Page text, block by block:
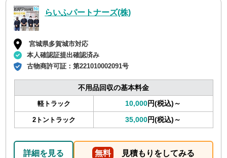
らいふパートナーズ(株)
宮城県多賀城市対応
本人確認証提出確認済み
古物商許可証：第221010002091号
不用品回収の基本料金
軽トラック 10,000円(税込)～
2トントラック 35,000円(税込)～
詳細を見る 無料 見積もりをしてみる